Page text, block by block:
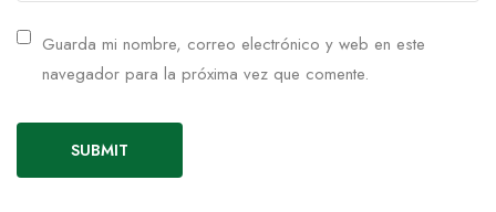
Guarda mi nombre, correo electrónico y web en este
navegador para la próxima vez que comente.